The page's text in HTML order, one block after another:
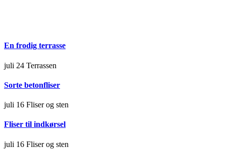
En frodig terrasse
juli 24 Terrassen
Sorte betonfliser
juli 16 Fliser og sten
Fliser til indkørsel
juli 16 Fliser og sten